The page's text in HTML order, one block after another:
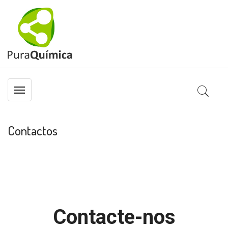
Contactos
Contacte-nos